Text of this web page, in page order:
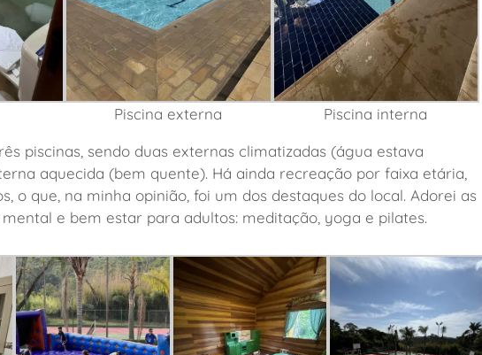
Piscina externa
Piscina interna
piscinas, sendo duas externas climatizadas (água estava
aquecida (bem quente). Há ainda recreação por faixa etária,
o que, na minha opinião, foi um dos destaques do local. Adorei as
e bem estar para adultos: meditação, yoga e pilates.